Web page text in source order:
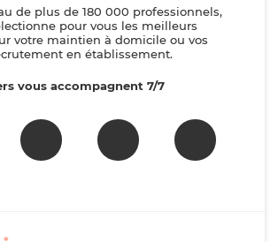
de plus de 180 000 professionnels,
pour vous les meilleurs
votre maintien à domicile ou vos
en établissement.
vous accompagnent 7/7